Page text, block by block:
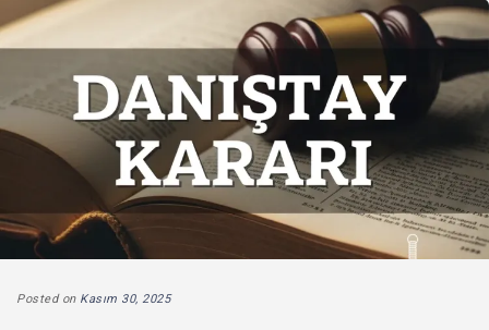
Posted on Kasım 30, 2025